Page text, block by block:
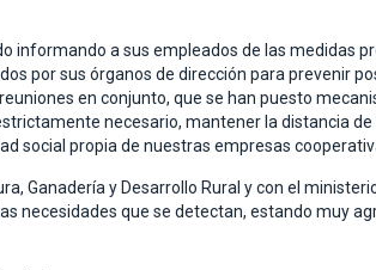
informando a sus empleados de las medidas
por sus órganos de dirección para prevenir
en conjunto, que se han puesto
necesario, mantener la distancia
social propia de nuestras empresas
Ganadería y Desarrollo Rural y con el
necesidades que se detectan, estando muy